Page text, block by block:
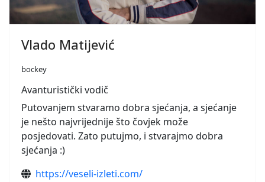
Vlado Matijević
bockey
Avanturistički vodič
Putovanjem stvaramo dobra sjećanja, a sjećanje
je nešto najvrijednije što čovjek može
posjedovati. Zato putujmo, i stvarajmo dobra
sjećanja :)
https://veseli-izleti.com/